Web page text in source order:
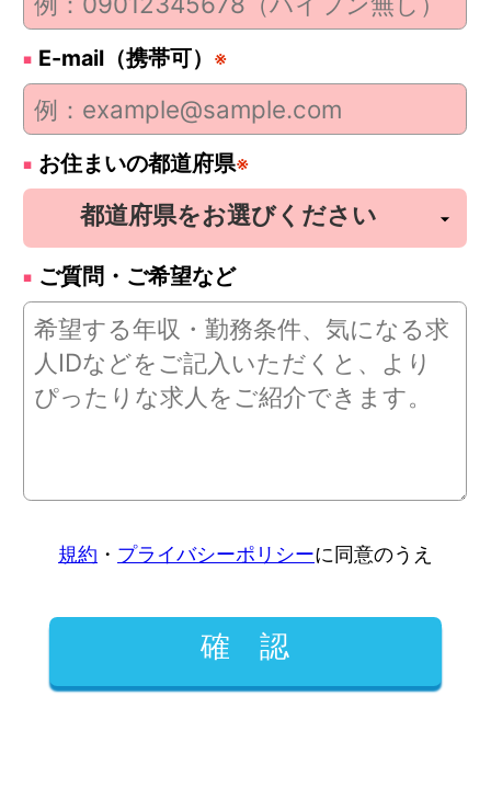
E-mail（携帯可） ※
お住まいの都道府県※
ご質問・ご希望など
規約 ・ プライバシーポリシーに同意のうえ